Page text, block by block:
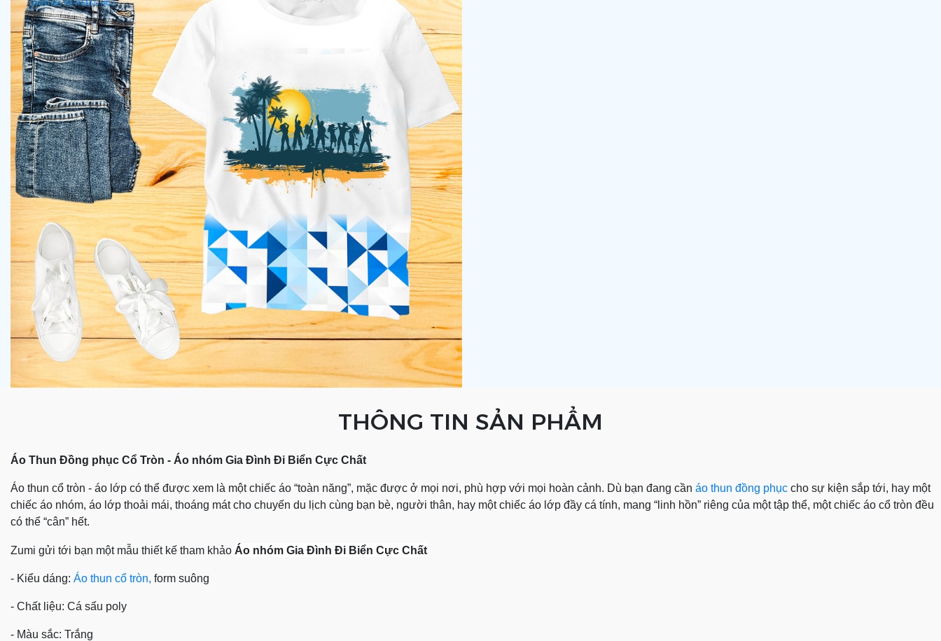
THÔNG TIN SẢN PHẨM
Áo Thun Đồng phục Cổ Tròn - Áo nhóm Gia Đình Đi Biển Cực Chất
Áo thun cổ tròn - áo lớp có thể được xem là một chiếc áo “toàn năng”, mặc được ở mọi nơi, phù hợp với mọi hoàn cảnh. Dù bạn đang cần áo thun đồng phục cho sự kiện sắp tới, hay một
chiếc áo nhóm, áo lớp thoải mái, thoáng mát cho chuyến du lịch cùng bạn bè, người thân, hay một chiếc áo lớp đầy cá tính, mang “linh hồn” riêng của một tập thể, một chiếc áo cổ tròn đều
có thể “cân” hết.
Zumi gửi tới bạn một mẫu thiết kế tham khảo Áo nhóm Gia Đình Đi Biển Cực Chất
- Kiểu dáng: Áo thun cổ tròn, form suông
- Chất liệu: Cá sấu poly
- Màu sắc: Trắng